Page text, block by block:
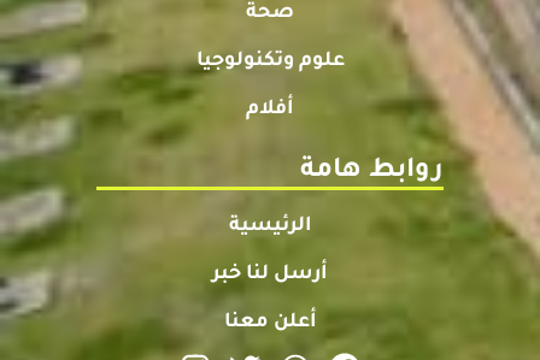
صحة
علوم وتكنولوجيا
أفلام
روابط هامة
الرئيسية
أرسل لنا خبر
أعلن معنا